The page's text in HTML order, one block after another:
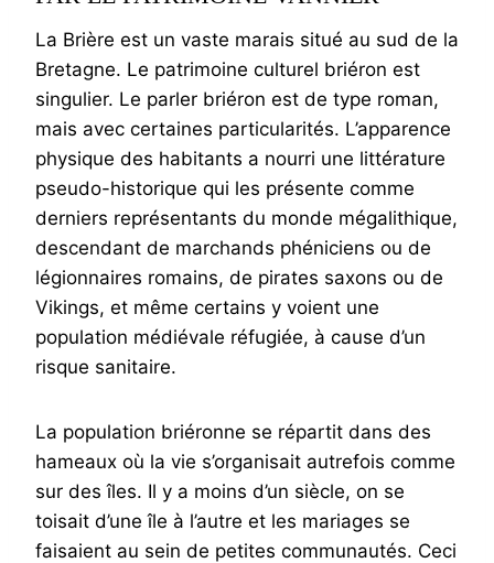
La Brière est un vaste marais situé au sud de la
Bretagne. Le patrimoine culturel briéron est
singulier. Le parler briéron est de type roman,
mais avec certaines particularités. L’apparence
physique des habitants a nourri une littérature
pseudo-historique qui les présente comme
derniers représentants du monde mégalithique,
descendant de marchands phéniciens ou de
légionnaires romains, de pirates saxons ou de
Vikings, et même certains y voient une
population médiévale réfugiée, à cause d’un
risque sanitaire.
La population briéronne se répartit dans des
hameaux où la vie s’organisait autrefois comme
sur des îles. Il y a moins d’un siècle, on se
toisait d’une île à l’autre et les mariages se
faisaient au sein de petites communautés. Ceci